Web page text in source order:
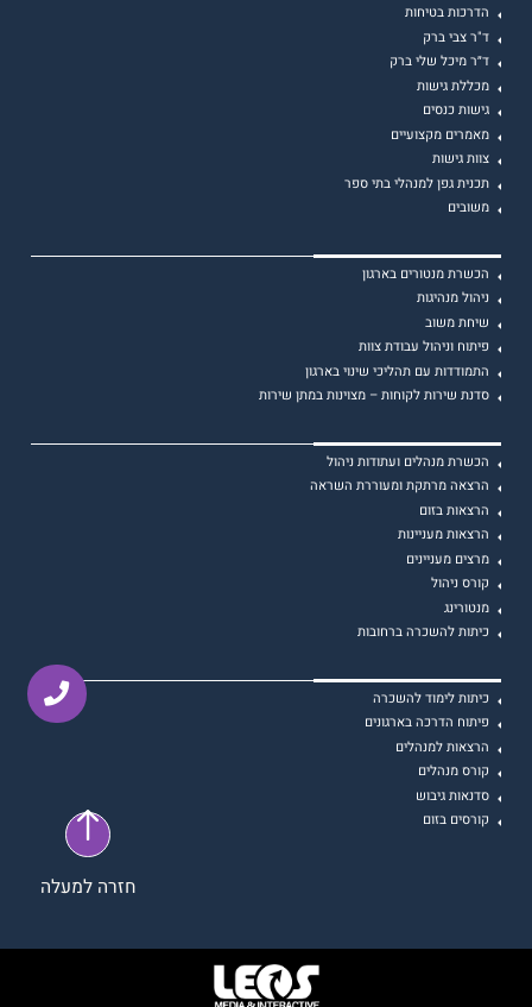
חזרה למעלה
הדרכות בטיחות
ד"ר צבי ברק
ד״ר מיכל שלי ברק
מכללת גישות
גישות כנסים
מאמרים מקצועיים
צוות גישות
תכנית גפן למנהלי בתי ספר
משובים
הכשרת מנטורים בארגון
ניהול מנהיגות
שיחת משוב
פיתוח וניהול עבודת צוות
התמודדות עם תהליכי שינוי בארגון
סדנת שירות לקוחות – מצוינות במתן שירות
הכשרת מנהלים ועתודות ניהול
הרצאה מרתקת ומעוררת השראה
הרצאות בזום
הרצאות מעניינות
מרצים מעניינים
קורס ניהול
מנטורינג
כיתות להשכרה ברחובות
כיתות לימוד להשכרה
פיתוח הדרכה בארגונים
הרצאות למנהלים
קורס מנהלים
סדנאות גיבוש
קורסים בזום